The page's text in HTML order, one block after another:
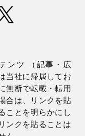
ンツ （記事・広
当社に帰属してお
無断で転載・転用
合は、リンクを貼
ことを明らかにし
ンクを貼ることは